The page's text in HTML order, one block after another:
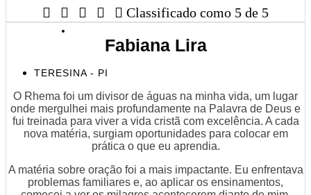
     Classificado como 5 de 5
Fabiana Lira
TERESINA - PI
O Rhema foi um divisor de águas na minha vida, um lugar
onde mergulhei mais profundamente na Palavra de Deus e
fui treinada para viver a vida cristã com excelência. A cada
nova matéria, surgiam oportunidades para colocar em
prática o que eu aprendia.
A matéria sobre oração foi a mais impactante. Eu enfrentava
problemas familiares e, ao aplicar os ensinamentos,